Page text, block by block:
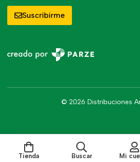
Suscribirme
© 2026 Distribuciones
Tienda Buscar Mi